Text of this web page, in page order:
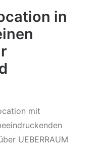
in
mit
UEBERRAUM